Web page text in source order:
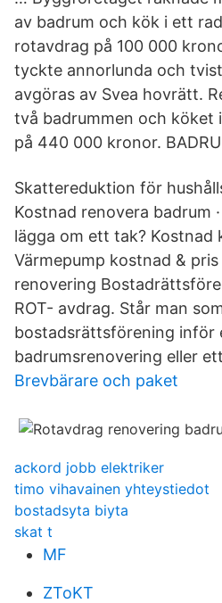
av badrum och kök i ett
rotavdrag på 100 000
tyckte annorlunda och
avgöras av Svea hovrätt.
två badrummen och köket
på 440 000 kronor.
Skattereduktion för
Kostnad renovera badrum
lägga om ett tak? Kostnad
Värmepump kostnad &
renovering
ROT- avdrag. Står man
bostadsrättsförening inför
badrumsrenovering eller
Brevbärare och paket
ackord jobb elektriker
timo vihavainen yhteystiedot
bostadsyta biyta
skat t
MF
ZToKT